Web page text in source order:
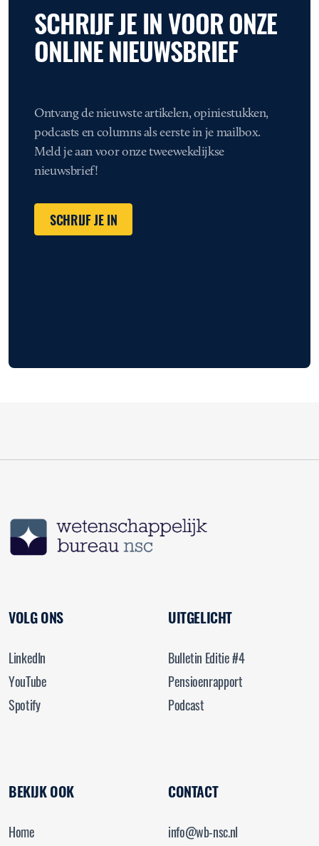
SCHRIJF JE IN VOOR ONZE
ONLINE NIEUWSBRIEF
Ontvang de nieuwste artikelen, opiniestukken,
podcasts en columns als eerste in je mailbox.
Meld je aan voor onze tweewekelijkse
nieuwsbrief!
SCHRIJF JE IN
VOLG ONS
LinkedIn
YouTube
Spotify
UITGELICHT
Bulletin Editie #4
Pensioenrapport
Podcast
BEKIJK OOK
Home
CONTACT
info@wb-nsc.nl